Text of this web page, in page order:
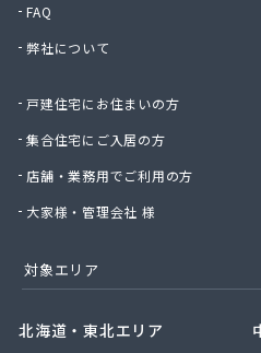
関彰商事(株) 古河LPGセン
関東エア・ウォーター(株)
関野商店
丸高商事(株)
丸木屋商店
岩井ガス(株)
岩井農業協同組合
岩瀬設備工業(株)
菊地商店
FAQ
弊社について
戸建住宅にお住まいの方
集合住宅にご入居の方
店舗・業務用でご利用の方
大家様・管理会社 様
対象エリア
北海道・東北エリア